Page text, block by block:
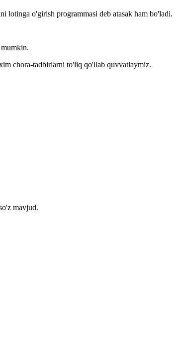
o'girish programmasi deb atasak ham bo'ladi.
chora-tadbirlarni to'liq qo'llab quvvatlaymiz.
mavjud.